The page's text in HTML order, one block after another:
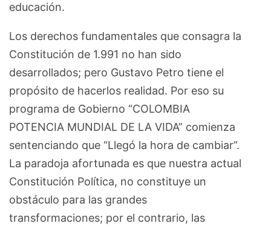
educación.
Los derechos fundamentales que consagra la
Constitución de 1.991 no han sido
desarrollados; pero Gustavo Petro tiene el
propósito de hacerlos realidad. Por eso su
programa de Gobierno “COLOMBIA
POTENCIA MUNDIAL DE LA VIDA” comienza
sentenciando que “Llegó la hora de cambiar”.
La paradoja afortunada es que nuestra actual
Constitución Política, no constituye un
obstáculo para las grandes
transformaciones; por el contrario, las